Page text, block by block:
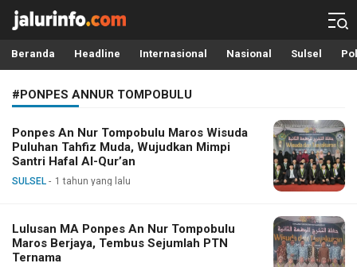
Info Terbaru, Berita Terkini Hari Ini, Jalurinfo.com
Terkini, Akurat dan Terpercaya
Beranda Headline Internasional Nasional Sulsel
#PONPES ANNUR TOMPOBULU
Ponpes An Nur Tompobulu Maros Wisuda
Puluhan Tahfiz Muda, Wujudkan Mimpi
Santri Hafal Al-Qur’an
SULSEL 1 tahun yang lalu
Lulusan MA Ponpes An Nur Tompobulu
Maros Berjaya, Tembus Sejumlah PTN
Ternama